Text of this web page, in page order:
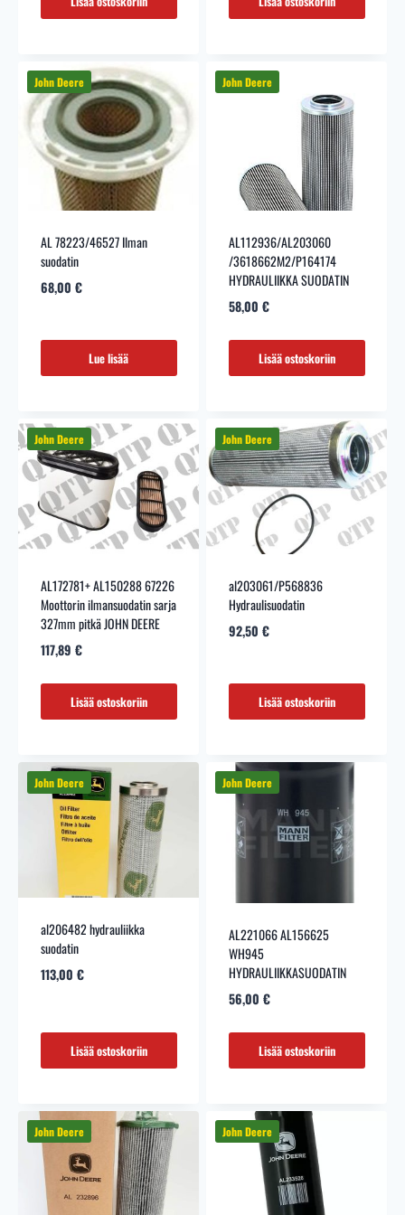
AL 78223/46527 Ilman
suodatin
68,00 €
Lue lisää
AL112936/AL203060
/3618662M2/P164174
HYDRAULIIKKA SUODATIN
58,00 €
Lisää ostoskoriin
AL172781+ AL150288 67226
Moottorin ilmansuodatin sarja
327mm pitkä JOHN DEERE
117,89 €
Lisää ostoskoriin
al203061/P568836
Hydraulisuodatin
92,50 €
Lisää ostoskoriin
al206482 hydrauliikka
suodatin
113,00 €
Lisää ostoskoriin
AL221066 AL156625
WH945
HYDRAULIIKKASUODATIN
56,00 €
Lisää ostoskoriin